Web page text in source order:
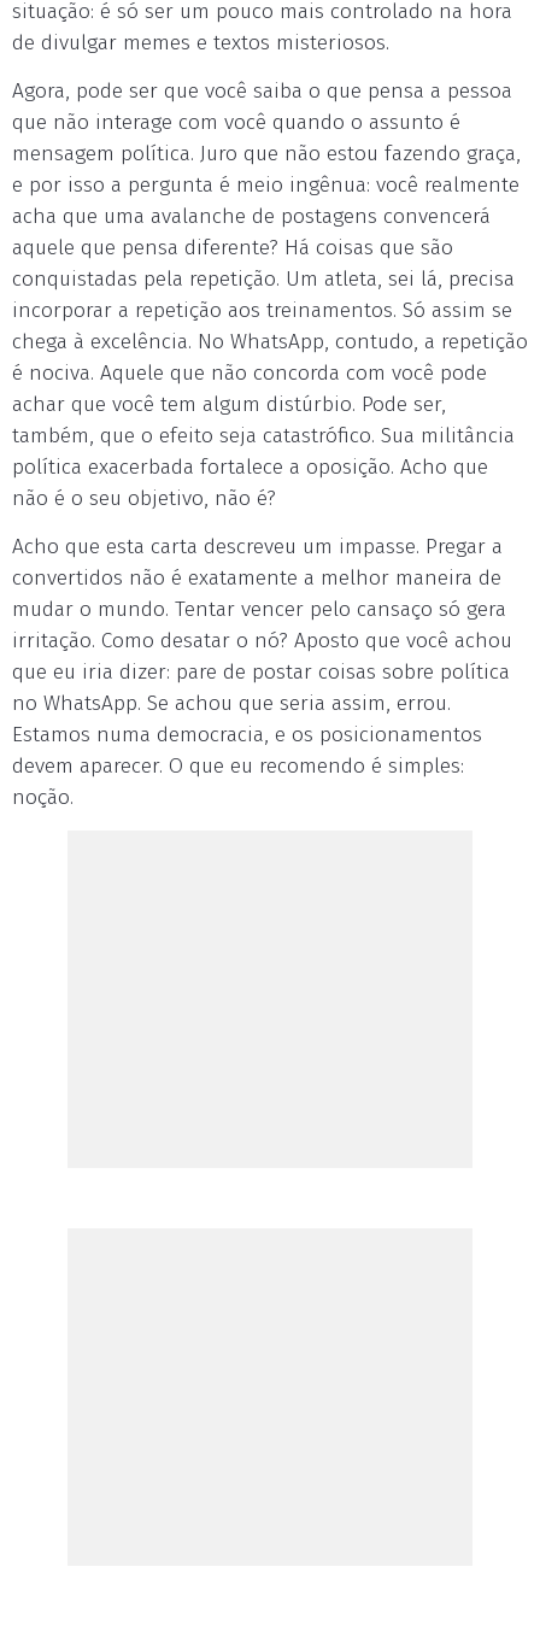
situação: é só ser um pouco mais controlado na hora
de divulgar memes e textos misteriosos.
Agora, pode ser que você saiba o que pensa a pessoa
que não interage com você quando o assunto é
mensagem política. Juro que não estou fazendo graça,
e por isso a pergunta é meio ingênua: você realmente
acha que uma avalanche de postagens convencerá
aquele que pensa diferente? Há coisas que são
conquistadas pela repetição. Um atleta, sei lá, precisa
incorporar a repetição aos treinamentos. Só assim se
chega à excelência. No WhatsApp, contudo, a repetição
é nociva. Aquele que não concorda com você pode
achar que você tem algum distúrbio. Pode ser,
também, que o efeito seja catastrófico. Sua militância
política exacerbada fortalece a oposição. Acho que
não é o seu objetivo, não é?
Acho que esta carta descreveu um impasse. Pregar a
convertidos não é exatamente a melhor maneira de
mudar o mundo. Tentar vencer pelo cansaço só gera
irritação. Como desatar o nó? Aposto que você achou
que eu iria dizer: pare de postar coisas sobre política
no WhatsApp. Se achou que seria assim, errou.
Estamos numa democracia, e os posicionamentos
devem aparecer. O que eu recomendo é simples:
noção.